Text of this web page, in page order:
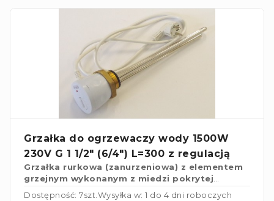
Grzałka do ogrzewaczy wody 1500W
230V G 1 1/2" (6/4") L=300 z regulacją
Grzałka rurkowa (zanurzeniowa) z elementem
grzejnym wykonanym z miedzi pokrytej
powłoką niklową do ogrzewaczy wody.
Dostępność: 7szt.Wysyłka w: 1 do 4 dni roboczych